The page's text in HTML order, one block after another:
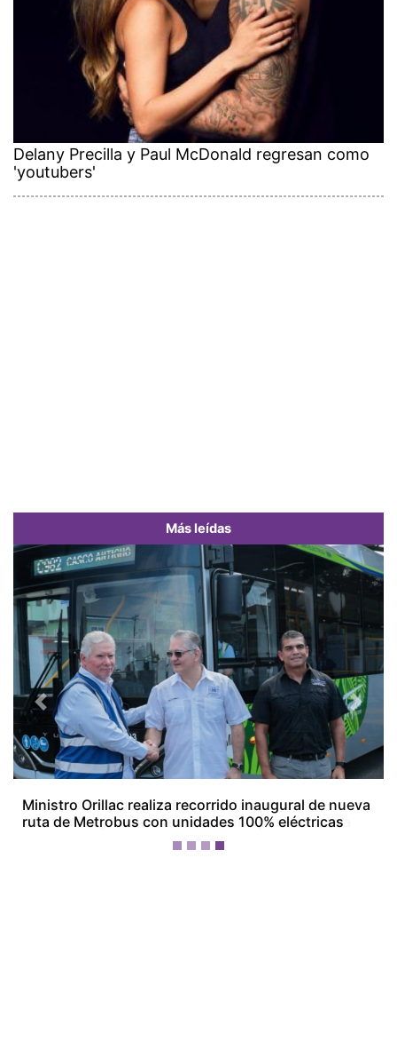
Delany Precilla y Paul McDonald regresan como
'youtubers'
Más leídas
Empresarios de Aguadulce alertan por crisis
económica y ven en la minería una posible salida
Previous Next